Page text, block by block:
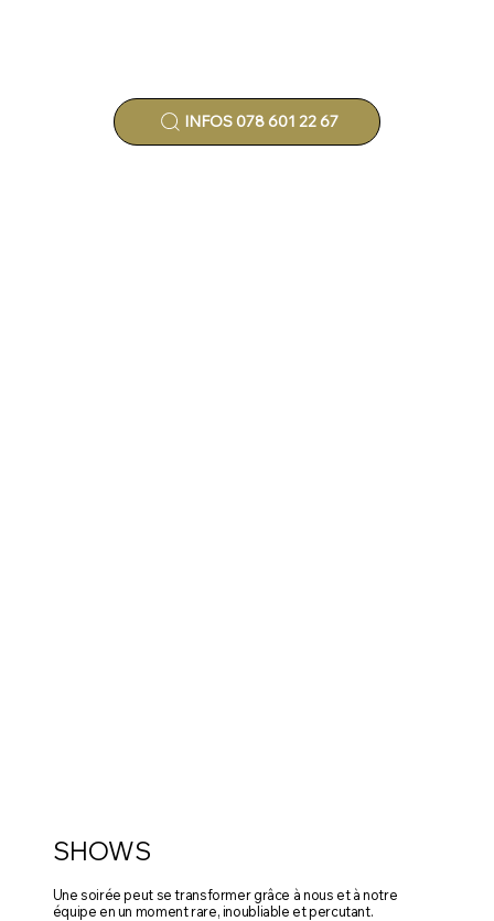
SHOWS
Une soirée peut se transformer grâce à nous et à notre
équipe en un moment rare, inoubliable et percutant.
INFOS 078 601 22 67